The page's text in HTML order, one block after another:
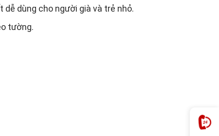
dễ dùng cho người già và trẻ nhỏ.
tường.